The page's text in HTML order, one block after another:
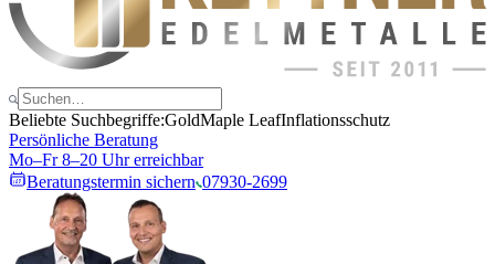
Beliebte Suchbegriffe:GoldMaple LeafInflationsschutz
Persönliche Beratung
Mo–Fr 8–20 Uhr erreichbar
Beratungstermin sichern 07930-2699